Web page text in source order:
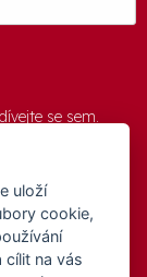
se sem.
. Software:
74274001
,Přístupnost
uloží
cookie,
cílit na vás